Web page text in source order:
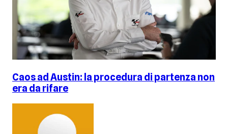
Caos ad Austin: la procedura di partenza non
era da rifare